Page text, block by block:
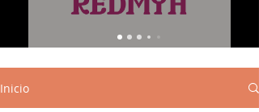
Inicio